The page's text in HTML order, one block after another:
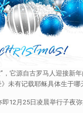
，它源自古罗马人迎接
未有记载耶稣具体生于
12月25日凌晨举行子